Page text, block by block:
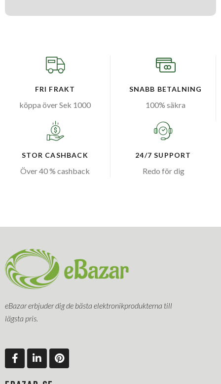
FRI FRAKT
köppa över Sek 1000
SNABB BETALNING
100% säkra
STOR CASHBACK
Över 40 % cashback
24/7 SUPPORT
Redo för dig
eBazar erbjuder dig de bästa elektronikprodukterna till
lägsta pris.
F
a
L
i
P
i